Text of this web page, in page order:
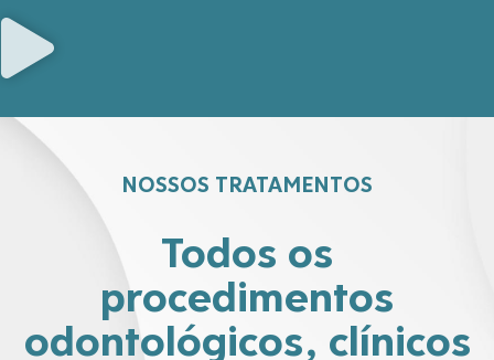
NOSSOS TRATAMENTOS
Todos os
procedimentos
odontológicos, clínicos